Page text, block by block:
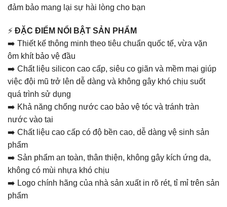
đảm bảo mang lại sự hài lòng cho bạn
⚡ ĐẶC ĐIỂM NỔI BẬT SẢN PHẨM
➡️ Thiết kế thông minh theo tiêu chuẩn quốc tế, vừa vặn
ôm khít bảo vệ đầu
➡️ Chất liệu silicon cao cấp, siêu co giãn và mềm mại giúp
việc đội mũ trở lên dễ dàng và không gây khó chịu suốt
quá trình sử dụng
➡️ Khả năng chống nước cao bảo vệ tóc và tránh tràn
nước vào tai
➡️ Chất liệu cao cấp có độ bền cao, dễ dàng vệ sinh sản
phẩm
➡️ Sản phẩm an toàn, thân thiện, không gây kích ứng da,
không có mùi nhựa khó chịu
➡️ Logo chính hãng của nhà sản xuất in rõ rét, tỉ mỉ trên sản
phẩm